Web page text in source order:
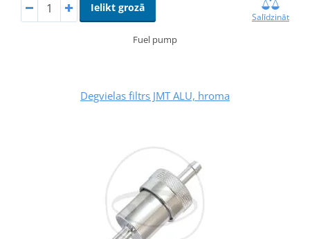
Ielikt grozā
Salīdzināt
Fuel pump
Degvielas filtrs JMT ALU, hroma